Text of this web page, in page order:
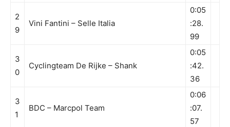
2
9
Vini Fantini – Selle Italia
0:05
:28.
99
3
0
Cyclingteam De Rijke – Shank
0:05
:42.
36
3
1
BDC – Marcpol Team
0:06
:07.
57